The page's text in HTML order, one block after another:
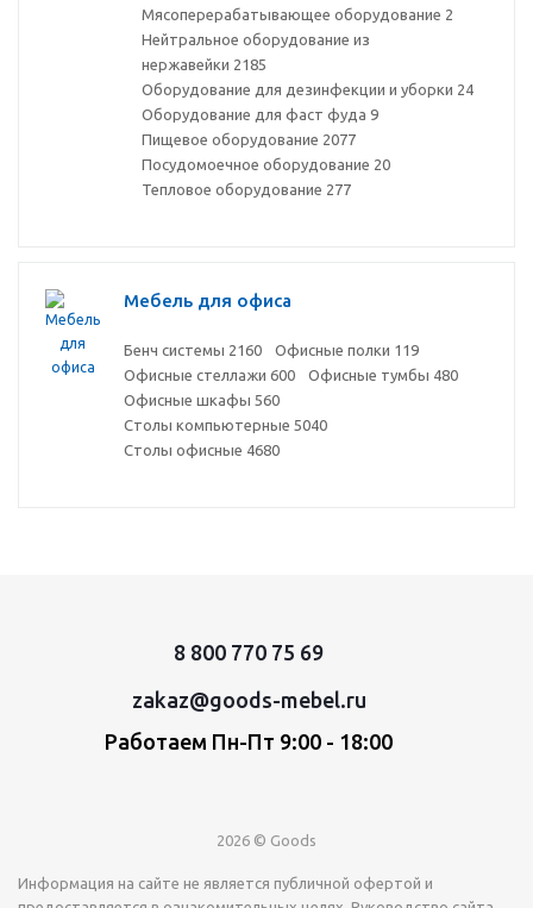
Мясоперерабатывающее оборудование 2
Нейтральное оборудование из
нержавейки 2185
Оборудование для дезинфекции и уборки 24
Оборудование для фаст фуда 9
Пищевое оборудование 2077
Посудомоечное оборудование 20
Тепловое оборудование 277
Мебель для офиса
Бенч системы 2160 Офисные полки 119
Офисные стеллажи 600 Офисные тумбы 480
Офисные шкафы 560
Столы компьютерные 5040
Столы офисные 4680
8 800 770 75 69
zakaz@goods-mebel.ru
Работаем Пн-Пт 9:00 - 18:00
2026 © Goods
Информация на сайте не является публичной офертой и